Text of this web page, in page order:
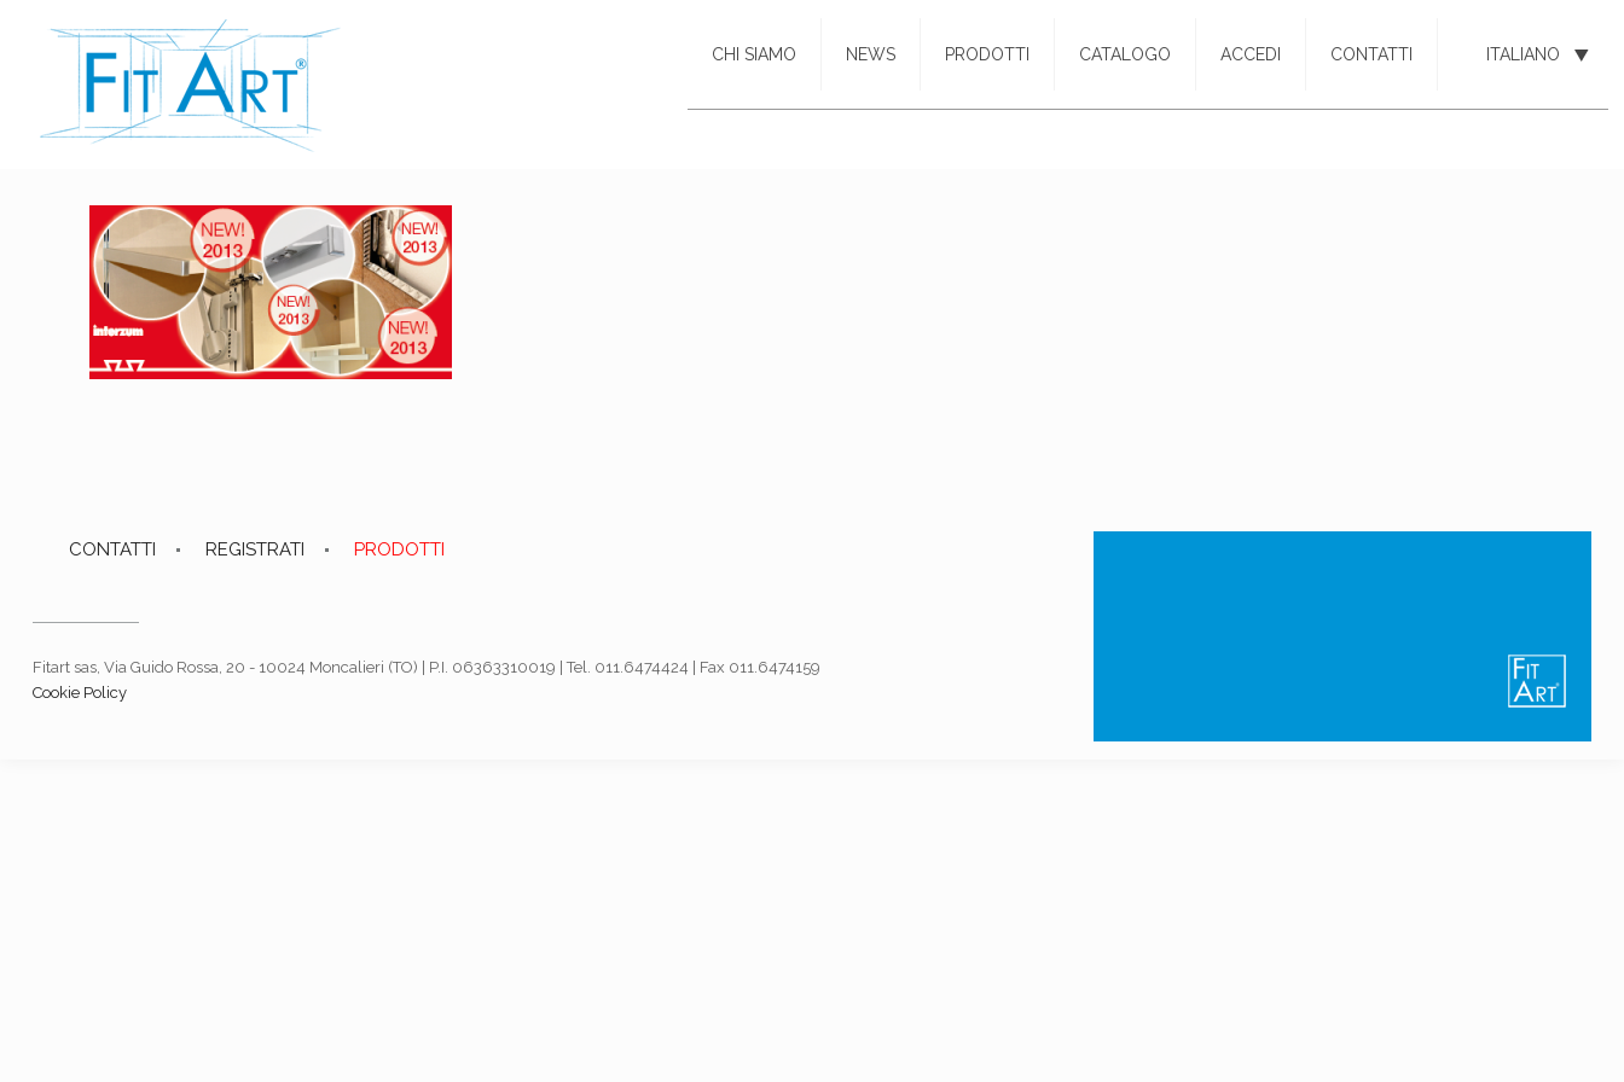
CHI SIAMO NEWS PRODOTTI CATALOGO ACCEDI CONTATTI ITALIANO
CONTATTI REGISTRATI PRODOTTI
Fitart sas, Via Guido Rossa, 20 - 10024 Moncalieri (TO) | P.I. 06363310019 | Tel. 011.6474424 | Fax 011.6474159
Cookie Policy